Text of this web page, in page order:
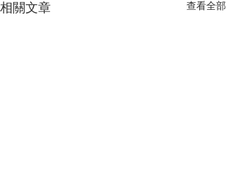
相關文章 查看全部